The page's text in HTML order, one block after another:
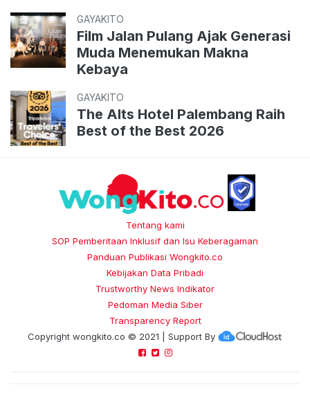
GAYAKITO
Film Jalan Pulang Ajak Generasi
Muda Menemukan Makna
Kebaya
GAYAKITO
The Alts Hotel Palembang Raih
Best of the Best 2026
Tentang kami
SOP Pemberitaan Inklusif dan Isu Keberagaman
Panduan Publikasi Wongkito.co
Kebijakan Data Pribadi
Trustworthy News Indikator
Pedoman Media Siber
Transparency Report
Copyright wongkito.co © 2021 | Support By